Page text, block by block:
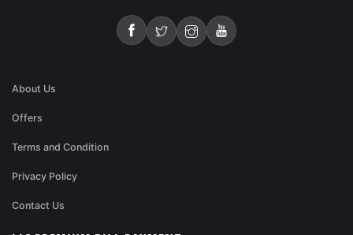
About Us
Offers
Terms and Condition
Privacy Policy
Contact Us